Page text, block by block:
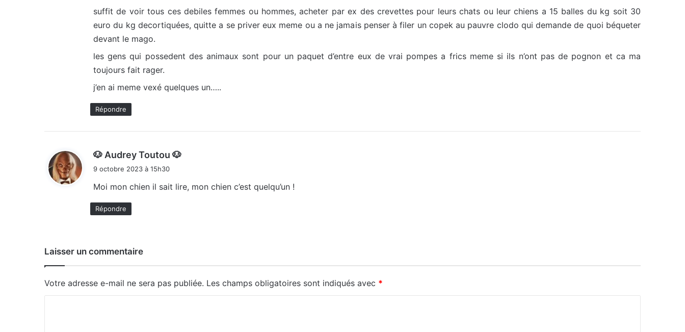
suffit de voir tous ces debiles femmes ou hommes, acheter par ex des crevettes pour leurs chats ou leur chiens a 15 balles du kg soit 30
euro du kg decortiquées, quitte a se priver eux meme ou a ne jamais penser à filer un copek au pauvre clodo qui demande de quoi béqueter
devant le mago.
les gens qui possedent des animaux sont pour un paquet d’entre eux de vrai pompes a frics meme si ils n’ont pas de pognon et ca ma
toujours fait rager.
j’en ai meme vexé quelques un…..
Répondre
🐶 Audrey Toutou 🐶
9 octobre 2023 à 15h30
Moi mon chien il sait lire, mon chien c’est quelqu’un !
Répondre
Laisser un commentaire
Votre adresse e-mail ne sera pas publiée. Les champs obligatoires sont indiqués avec *